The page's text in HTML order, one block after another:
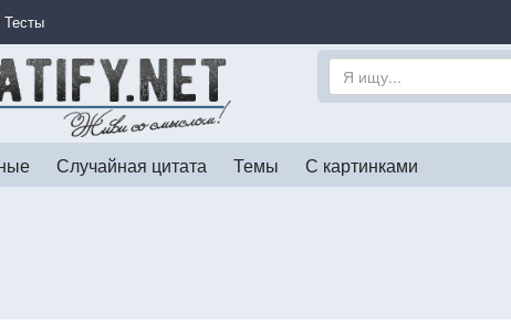
Тесты
Случайная цитата Темы С картинками